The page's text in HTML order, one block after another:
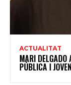
ACTUALITAT
MARI DELGADO
PÚBLICA I